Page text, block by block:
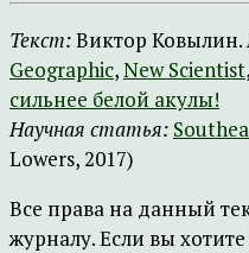
Текст:Виктор Ковылин.
Geographic,New Scientist,
сильнее белой акулы!
Научная статья:
Lowers, 2017)
Все права на данный
журналу. Если вы